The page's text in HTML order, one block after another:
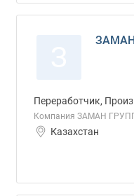
Переработчик,
Компания ЗАМАН
Казахстан